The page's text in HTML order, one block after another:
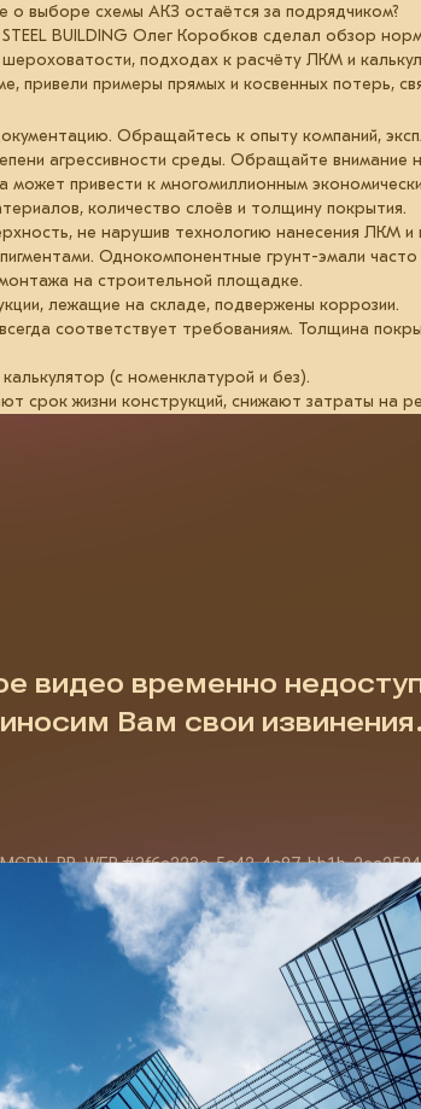
о выборе схемы АКЗ остаётся за подрядчиком?
BUILDING Олег Коробков сделал обзор
подходах к расчёту ЛКМ и
привели примеры прямых и косвенных потерь,
Обращайтесь к опыту компаний,
агрессивности среды. Обращайте внимание
привести к многомиллионным
количество слоёв и толщину покрытия.
не нарушив технологию нанесения ЛКМ
Однокомпонентные грунт-эмали
на строительной площадке.
лежащие на складе, подвержены коррозии.
соответствует требованиям. Толщина
(с номенклатурой и без).
срок жизни конструкций, снижают затраты на
КАЛЬКУЛЯТОР ЛКМ С НОМЕНКЛАТУРОЙ
КАЛЬКУЛЯТОР ЛКМ (ПРИМЕР С ОПИСАНИЕМ
спикера.